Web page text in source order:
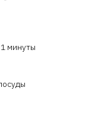
минуты